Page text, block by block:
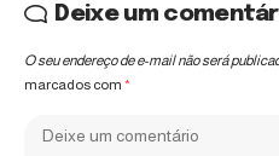
Deixe um
O seu endereço de e-mail não será
marcados com *